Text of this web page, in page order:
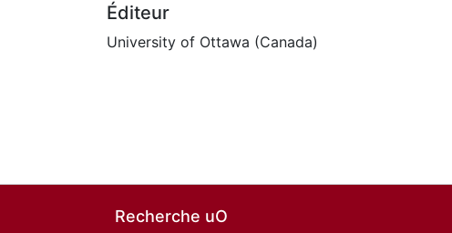
Éditeur
University of Ottawa (Canada)
Recherche uO